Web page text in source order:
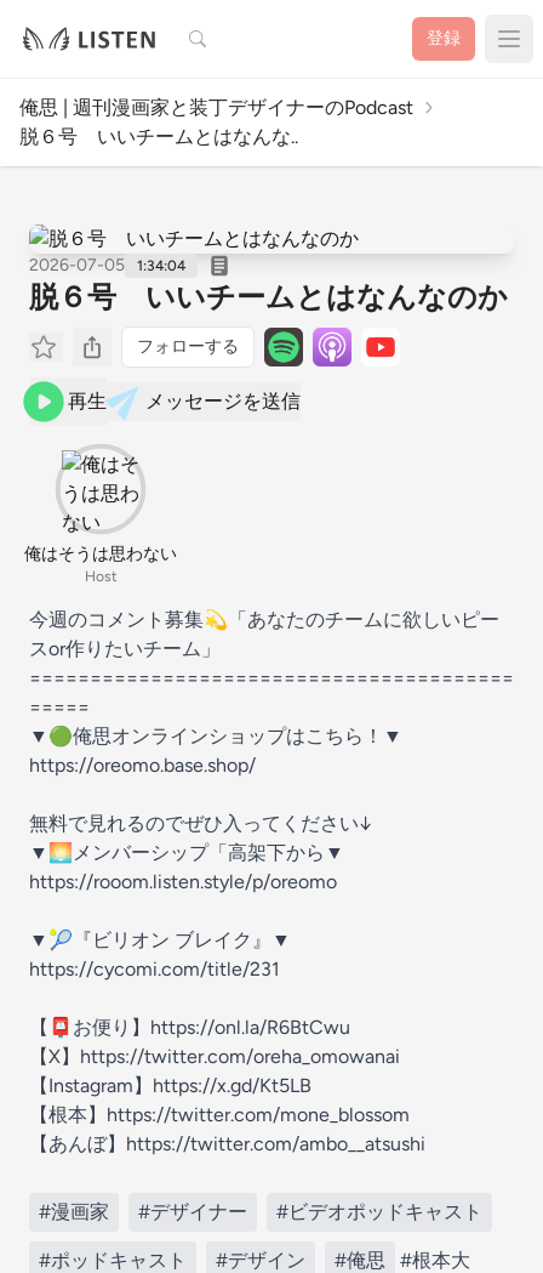
検索 登録
俺思 | 週刊漫画家と装丁デザイナーのPodcast
脱６号 いいチームとはなんな..
2026-07-05 1:34:04
脱６号 いいチームとはなんなのか
フォローする
再生 メッセージを送信
俺はそうは思わない
Host
今週のコメント募集💫「あなたのチームに欲しいピー
スor作りたいチーム」
========================================
=====
▼🟢俺思オンラインショップはこちら！▼
https://oreomo.base.shop/
無料で見れるのでぜひ入ってください↓
▼🌅メンバーシップ「高架下から▼
https://rooom.listen.style/p/oreomo
▼🎾『ビリオン ブレイク』▼
https://cycomi.com/title/231
【📮お便り】https://onl.la/R6BtCwu
【X】https://twitter.com/oreha_omowanai
【Instagram】https://x.gd/Kt5LB
【根本】https://twitter.com/mone_blossom
【あんぼ】https://twitter.com/ambo__atsushi
#漫画家 #デザイナー #ビデオポッドキャスト
#ポッドキャスト #デザイン #俺思 #根本大